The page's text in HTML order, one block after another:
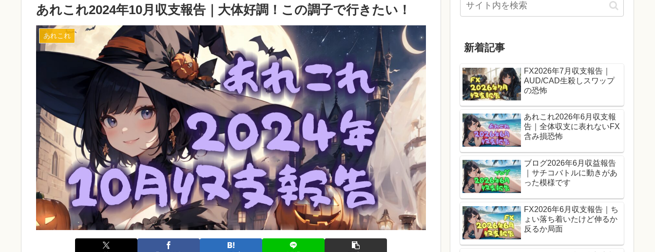
あれこれ2024年10月収支報告｜大体好調！この調子で行きたい！
あれこれ
新着記事
FX2026年7月収支報告｜
AUD/CAD生殺しスワップ
の恐怖
あれこれ2026年6月収支報
告｜全体収支に表れないFX
含み損恐怖
ブログ2026年6月収益報告
｜サチコバトルに動きがあ
った模様です
FX2026年6月収支報告｜ち
ょい落ち着いたけど伸るか
反るか局面